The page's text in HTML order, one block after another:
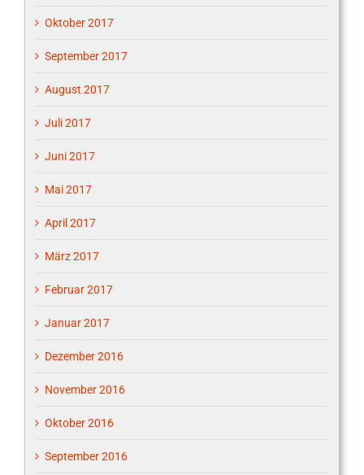
Oktober 2017
September 2017
August 2017
Juli 2017
Juni 2017
Mai 2017
April 2017
März 2017
Februar 2017
Januar 2017
Dezember 2016
November 2016
Oktober 2016
September 2016